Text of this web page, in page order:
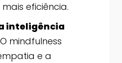
eficiência.
inteligência
mindfulness
e a